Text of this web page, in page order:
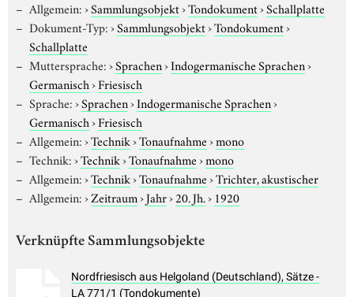
Allgemein:›Sammlungsobjekt›Tondokument›Schallplatte
Dokument-Typ:›Sammlungsobjekt›Tondokument›
Schallplatte
Muttersprache:›Sprachen›Indogermanische Sprachen›
Germanisch›Friesisch
Sprache:›Sprachen›Indogermanische Sprachen›
Germanisch›Friesisch
Allgemein:›Technik›Tonaufnahme›mono
Technik:›Technik›Tonaufnahme›mono
Allgemein:›Technik›Tonaufnahme›Trichter, akustischer
Allgemein:›Zeitraum›Jahr›20. Jh.› 1920
Verknüpfte Sammlungsobjekte
Nordfriesisch aus Helgoland (Deutschland), Sätze -
LA 771/1 (Tondokumente)